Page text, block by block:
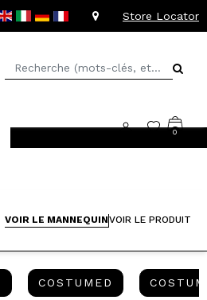
Store Locator
0
VOIR LE MANNEQUINVOIR LE PRODUIT
CHEMISESCOSTUMED COSTUMED